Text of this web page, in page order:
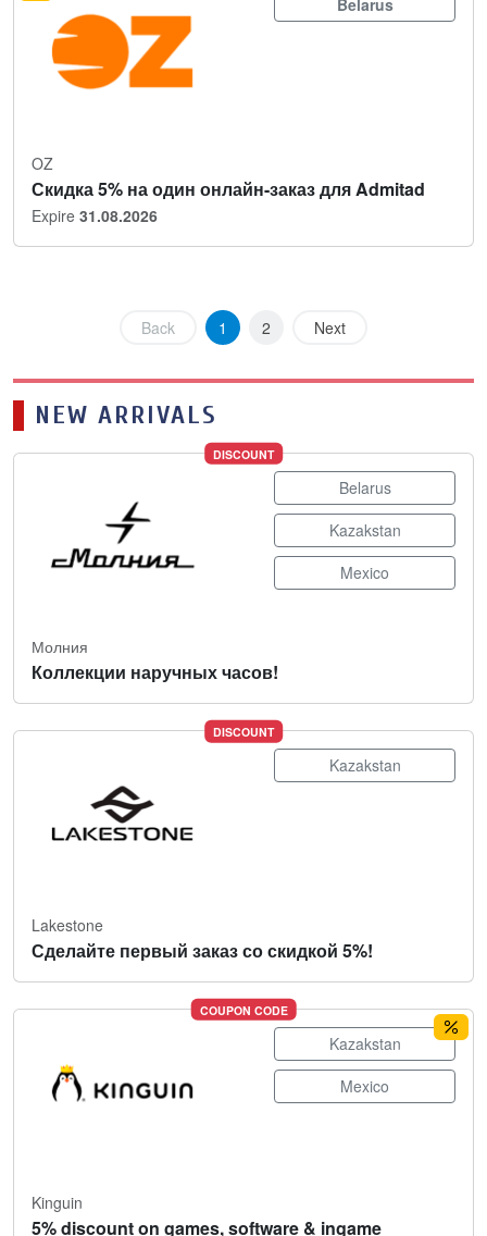
OZ
Скидка 5% на один онлайн-заказ для Admitad
Expire 31.08.2026
Back 1 2 Next
NEW ARRIVALS
DISCOUNT
Belarus
Kazakstan
Mexico
Молния
Коллекции наручных часов!
DISCOUNT
Kazakstan
Lakestone
Сделайте первый заказ со скидкой 5%!
COUPON CODE
Kazakstan
Mexico
Kinguin
5% discount on games, software & ingame